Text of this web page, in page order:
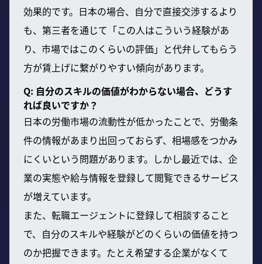
効果的です。日本の場合、自分で直接交渉するより
も、第三者を通じて「この人はこういう経験があ
り、市場ではこのくらいの評価」と代弁してもらう
方が賃上げに繋がりやすい傾向があります。
Q: 自分のスキルの価値がわからない場合、どうす
れば良いですか？
日本の労働市場の流動性が低かったことで、労働条
件の情報があまり出回っておらず、相場感をつかみ
にくいという問題があります。しかし最近では、企
業の実態や給与情報を登録して閲覧できるサービス
が増えています。
また、転職エージェントに登録して相談すること
で、自分のスキルや経験がどのくらいの価値を持つ
のか把握できます。たとえ希望する企業がなくて